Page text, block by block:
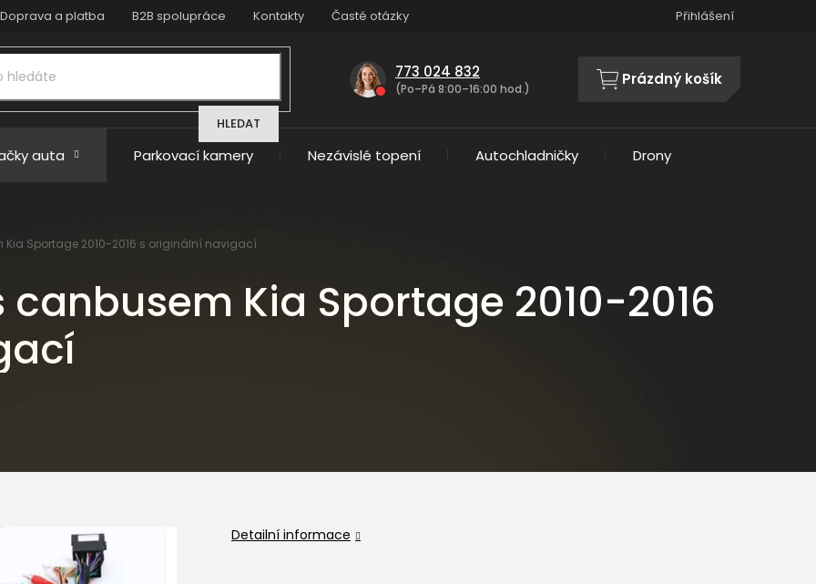
Doprava a platba B2B spolupráce Kontakty Časté otázky Přihlášení
HLEDAT
773 024 832
(Po–Pá 8:00–16:00 hod.)
NÁKUPNÍ
Prázdný košík
auta Parkovací kamery Nezávislé topení Autochladničky Drony
Sportage 2010-2016 s originální navigací
Kia Sportage 2010-2016
Detailní informace